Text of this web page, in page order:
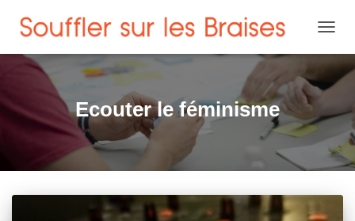
Ecouter le féminisme